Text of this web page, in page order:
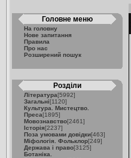
Головне меню
На головну
Нове запитання
Правила
Про нас
Розширений пошук
Розділи
Література[5992]
Загальні[1120]
Культура. Мистецтво.
Преса[1895]
Мовознавство[2461]
Історія[2237]
Поза умовами довідки[463]
Міфологія. Фольклор[249]
Держава і право[3125]
Ботаніка.